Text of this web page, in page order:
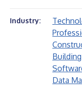
Industry:
Data